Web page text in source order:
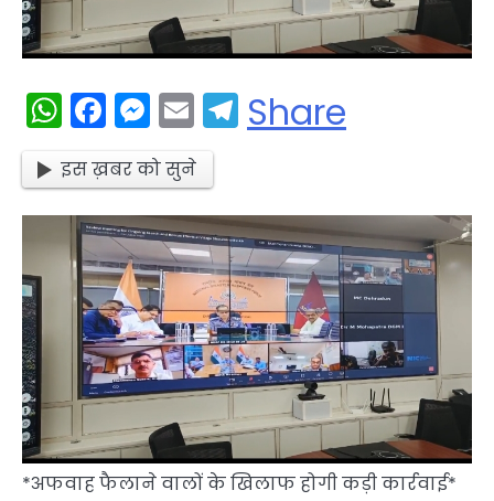
WhatsApp
Facebook
Messenger
EmailTelegram
Share
इस ख़बर को सुने
*अफवाह फैलाने वालों के खिलाफ होगी कड़ी कार्रवाई*